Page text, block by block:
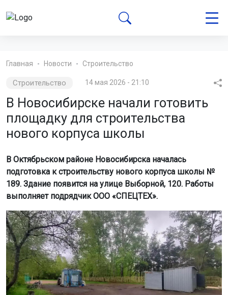
Главная Новости Строительство
Строительство 14 мая 2026 - 21:10
В Новосибирске начали готовить
площадку для строительства
нового корпуса школы
В Октябрьском районе Новосибирска началась
подготовка к строительству нового корпуса школы №
189. Здание появится на улице Выборной, 120. Работы
выполняет подрядчик ООО «СПЕЦТЕХ».